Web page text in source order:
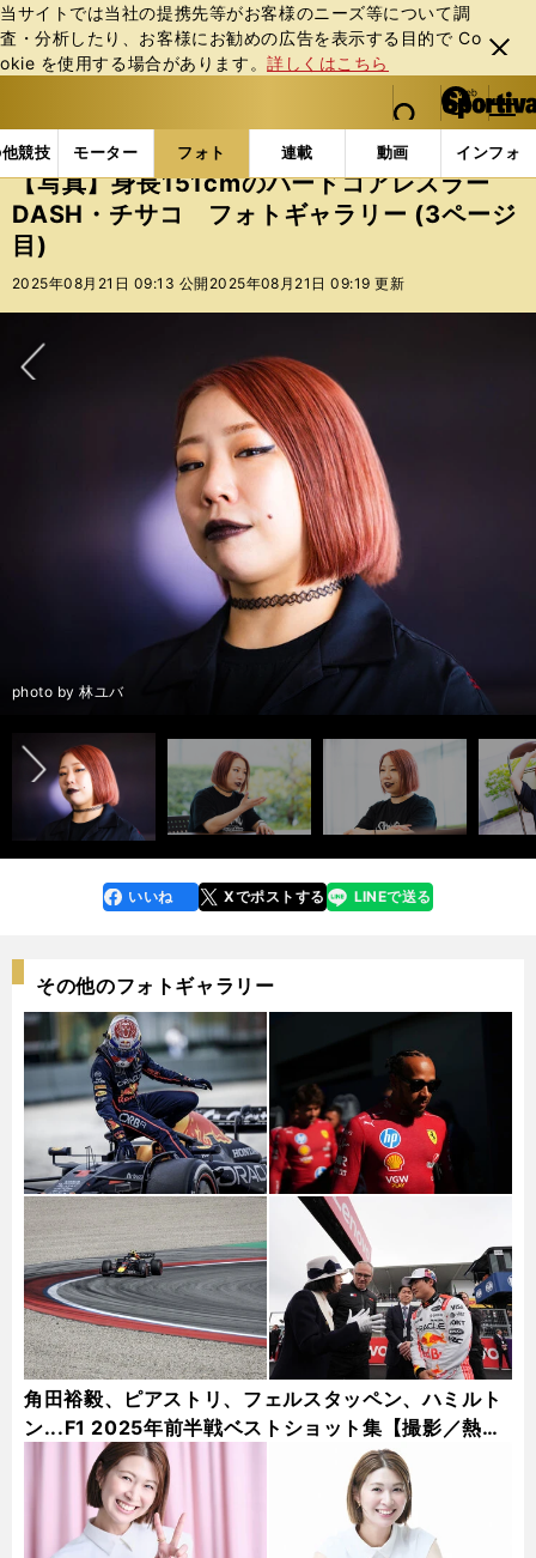
当サイトでは当社の提携先等がお客様のニーズ等について調
査・分析したり、お客様にお勧めの広告を表⽰する⽬的で Co
okie を使⽤する場合があります。詳しくはこちら
閉じ
る
web Sportiva (webスポルティーバ)
検索
マイペ
ー
ジ
メニュ
競技 モーター フォト 連載 動画 インフォ
b
ス
ポ
ル
テ
ー
バ
フォトギャラリー 【写真】身長151cmのハードコア
【写真】身長151cmのハードコアレスラー
DASH・チサコ フォトギャラリー (3ページ
目)
2025年08月21日 09:13 公開 2025年08月21日 09:19 更新
photo by 林ユバ
前へ
faceboo
k
いいね Xでポストする
line LINEで送る
その他のフォトギャラリー
角田裕毅、ピアストリ、フェルスタッペン、ハミルト
ン...F1 2025年前半戦ベストショット集【撮影／熱田
護＆桜井淳雄】